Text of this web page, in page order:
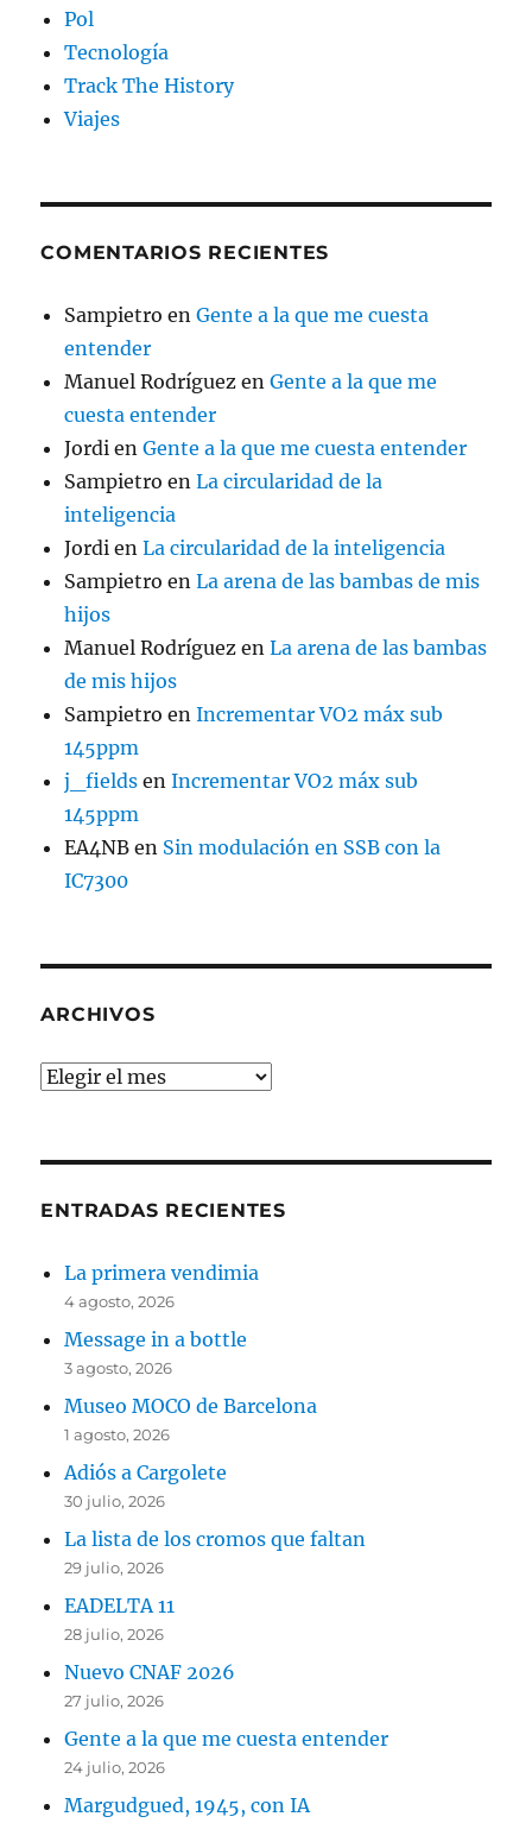
Pol
Tecnología
Track The History
Viajes
COMENTARIOS RECIENTES
Sampietro enGente a la que me cuesta
entender
Manuel Rodríguez enGente a la que me
cuesta entender
Jordi enGente a la que me cuesta entender
Sampietro enLa circularidad de la
inteligencia
Jordi enLa circularidad de la inteligencia
Sampietro enLa arena de las bambas de mis
hijos
Manuel Rodríguez enLa arena de las bambas
de mis hijos
Sampietro enIncrementar VO2 máx sub
145ppm
j_fields enIncrementar VO2 máx sub
145ppm
EA4NB en Sin modulación en SSB con la
IC7300
ARCHIVOS
Archivos
ENTRADAS RECIENTES
La primera vendimia
4 agosto, 2026
Message in a bottle
3 agosto, 2026
Museo MOCO de Barcelona
1 agosto, 2026
Adiós a Cargolete
30 julio, 2026
La lista de los cromos que faltan
29 julio, 2026
EADELTA 11
28 julio, 2026
Nuevo CNAF 2026
27 julio, 2026
Gente a la que me cuesta entender
24 julio, 2026
Margudgued, 1945, con IA